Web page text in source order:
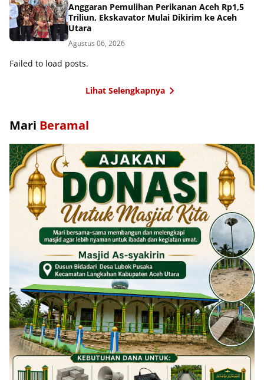
Anggaran Pemulihan Perikanan Aceh Rp1,5
Triliun, Ekskavator Mulai Dikirim ke Aceh
Utara
Agustus 06, 2026
Failed to load posts.
Lihat Selengkapnya
Mari Beramal